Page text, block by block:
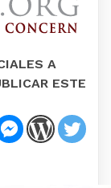
A
ESTE